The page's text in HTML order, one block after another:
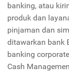
banking, atau
produk dan
pinjaman dan
ditawarkan bank
banking
Cash